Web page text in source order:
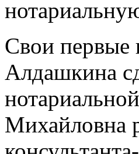
Свои первые
Алдашкина
Михайловна